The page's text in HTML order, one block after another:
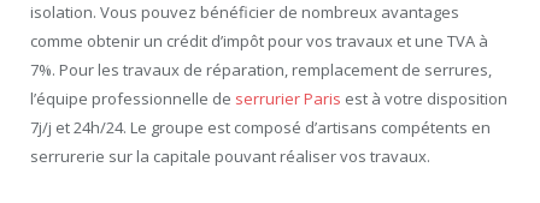
isolation. Vous pouvez bénéficier de nombreux avantages
comme obtenir un crédit d’impôt pour vos travaux et une TVA à
7%. Pour les travaux de réparation, remplacement de serrures,
l’équipe professionnelle de serrurier Paris est à votre disposition
7j/j et 24h/24. Le groupe est composé d’artisans compétents en
serrurerie sur la capitale pouvant réaliser vos travaux.